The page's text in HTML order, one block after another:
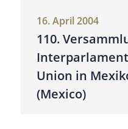
16. April 2004
110.
Union in
(Mexico)